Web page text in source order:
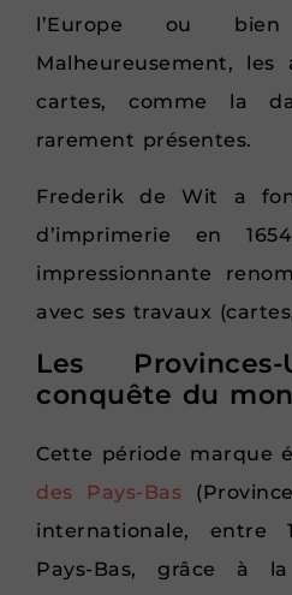
l’Europe ou
Malheureusement,
cartes, comme la
rarement présentes.
Frederik de Wit a
d’imprimerie en
impressionnante
avec ses travaux
Les
conquête du
Cette période marque
des Pays-Bas
internationale, entre
Pays-Bas, grâce à